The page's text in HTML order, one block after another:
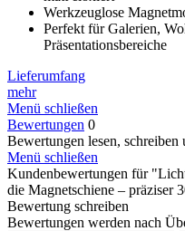
Werkzeuglose
Perfekt für Galerien,
Präsentationsbereiche
Lieferumfang
mehr
Menü schließen
Bewertungen 0
Bewertungen lesen, schreiben
Menü schließen
Kundenbewertungen für
die Magnetschiene – präziser
Bewertung schreiben
Bewertungen werden nach